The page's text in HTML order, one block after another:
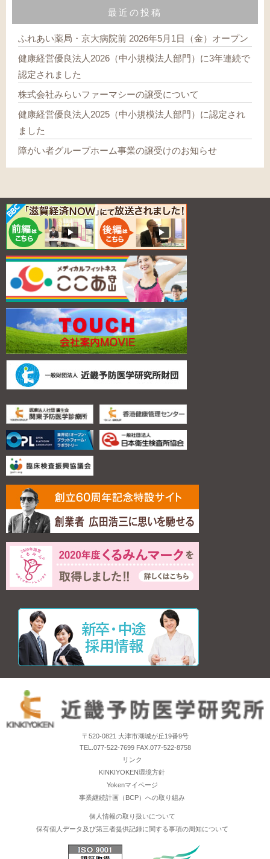
最近の投稿
ふれあい薬局・京大病院前 2026年5月1日（金）オープン
健康経営優良法人2026（中小規模法人部門）に3年連続で
認定されました
株式会社みらいファーマシーの譲受について
健康経営優良法人2025（中小規模法人部門）に認定され
ました
障がい者グループホーム事業の譲受けのお知らせ
〒520-0821 大津市湖城が丘19番9号
TEL.077-522-7699 FAX.077-522-8758
リンク
KINKIYOKEN環境方針
Yokenマイページ
事業継続計画（BCP）への取り組み
個人情報の取り扱いについて
保有個人データ及び第三者提供記録に関する事項の周知について